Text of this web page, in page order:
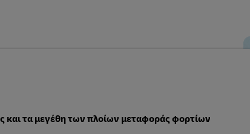
και τα μεγέθη των πλοίων μεταφοράς φορτίων